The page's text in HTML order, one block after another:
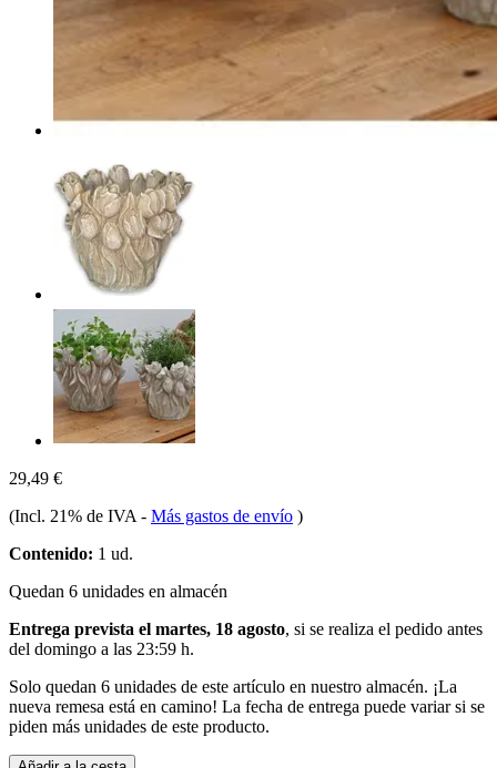
29,49 €
(Incl. 21% de IVA - Más gastos de envío )
Contenido: 1 ud.
Quedan 6 unidades en almacén
Entrega prevista el martes, 18 agosto, si se realiza el pedido antes
del domingo a las 23:59 h.
Solo quedan 6 unidades de este artículo en nuestro almacén. ¡La
nueva remesa está en camino! La fecha de entrega puede variar si se
piden más unidades de este producto.